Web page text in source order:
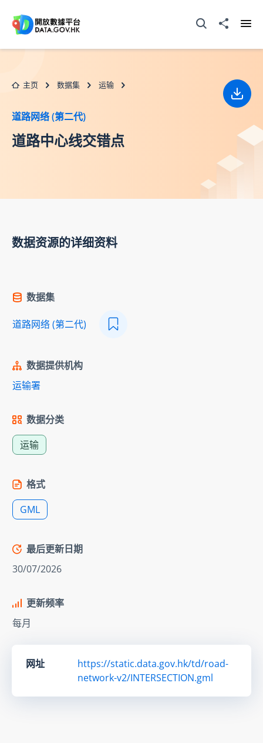
打开搜寻器分享至
主页 数据集 运输
道路网络 (第二代)
道路中心线交错点
下载
数据资源的详细资料
数据集
道路网络 (第二代)
数据提供机构
运输署
数据分类
运输
格式
GML
最后更新日期
30/07/2026
更新频率
每月
网址
https://static.data.gov.hk/td/road-
network-v2/INTERSECTION.gml